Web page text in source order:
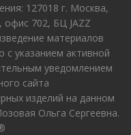
127018 г. Москва,
офис 702, БЦ JAZZ
материалов
с указанием активной
уведомлением
сайта
изделий на данном
Ольга Сергеевна.